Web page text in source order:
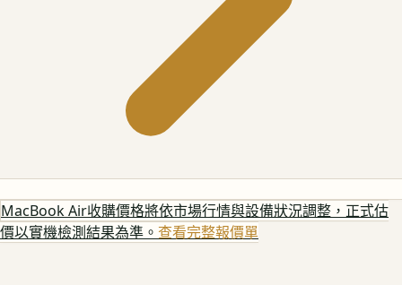
MacBook Air收購價格將依市場行情與設備狀況調整，正式估
價以實機檢測結果為準。 查看完整報價單